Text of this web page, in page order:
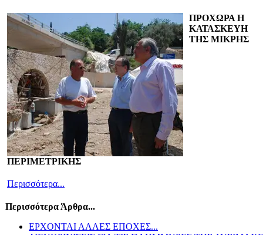
ΠΡΟΧΩΡΑ Η
ΚΑΤΑΣΚΕΥΗ
ΤΗΣ ΜΙΚΡΗΣ
ΠΕΡΙΜΕΤΡΙΚΗΣ
Περισσότερα...
Περισσότερα Άρθρα...
ΕΡΧΟΝΤΑΙ ΑΛΛΕΣ ΕΠΟΧΕΣ...